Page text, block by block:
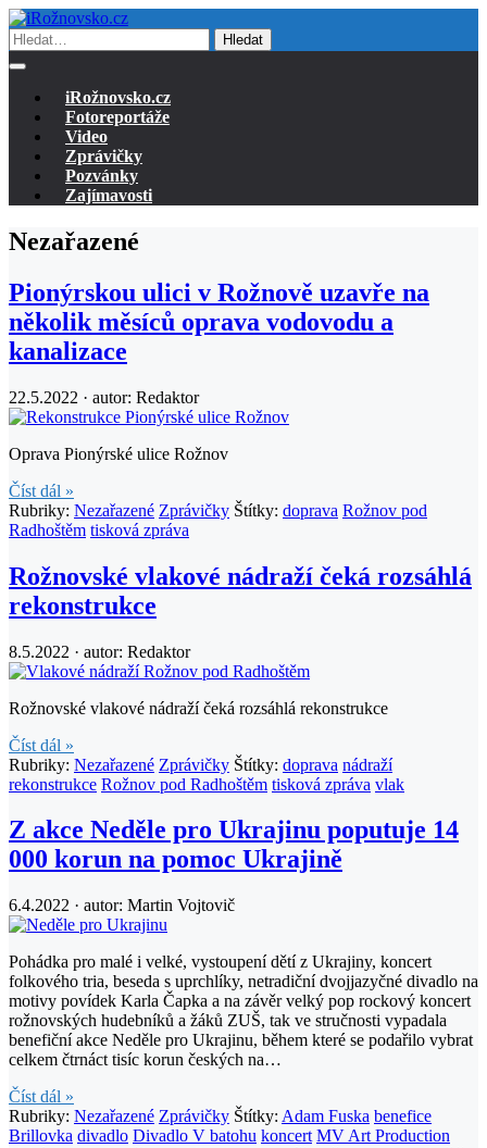
Hledat
iRožnovsko.cz
Fotoreportáže
Video
Zprávičky
Pozvánky
Zajímavosti
Nezařazené
Pionýrskou ulici v Rožnově uzavře na
několik měsíců oprava vodovodu a
kanalizace
22.5.2022 · autor: Redaktor
Oprava Pionýrské ulice Rožnov
Číst dál »
Rubriky: Nezařazené Zprávičky Štítky: doprava Rožnov pod
Radhoštěm tisková zpráva
Rožnovské vlakové nádraží čeká rozsáhlá
rekonstrukce
8.5.2022 · autor: Redaktor
Rožnovské vlakové nádraží čeká rozsáhlá rekonstrukce
Číst dál »
Rubriky: Nezařazené Zprávičky Štítky: doprava nádraží
rekonstrukce Rožnov pod Radhoštěm tisková zpráva vlak
Z akce Neděle pro Ukrajinu poputuje 14
000 korun na pomoc Ukrajině
6.4.2022 · autor: Martin Vojtovič
Pohádka pro malé i velké, vystoupení dětí z Ukrajiny, koncert
folkového tria, beseda s uprchlíky, netradiční dvojjazyčné divadlo na
motivy povídek Karla Čapka a na závěr velký pop rockový koncert
rožnovských hudebníků a žáků ZUŠ, tak ve stručnosti vypadala
benefiční akce Neděle pro Ukrajinu, během které se podařilo vybrat
celkem čtrnáct tisíc korun českých na…
Číst dál »
Rubriky: Nezařazené Zprávičky Štítky: Adam Fuska benefice
Brillovka divadlo Divadlo V batohu koncert MV Art Production